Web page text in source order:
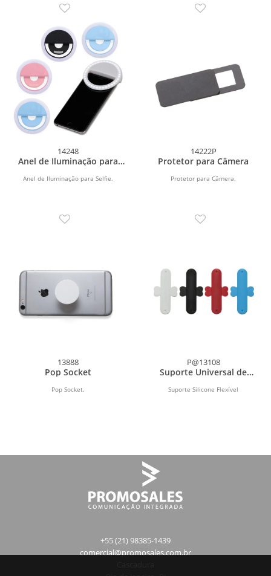
14248
Anel de Iluminação para
Anel de Iluminação para Selfie.
14222P
Protetor para Câmera
Protetor para Câmera.
13888
Pop Socket
Pop Socket.
P@13108
Suporte Universal de
Celular
Suporte Silicone Flexível
+55 (21) 98385-1439
comercial@promosales.com.br